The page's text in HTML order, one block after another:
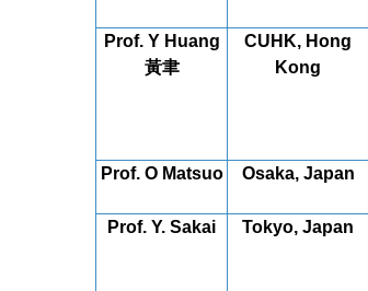
Prof. Y Huang
黃聿
CUHK, Hong
Kong
Prof. O Matsuo Osaka, Japan
Prof. Y. Sakai
Tokyo, Japan